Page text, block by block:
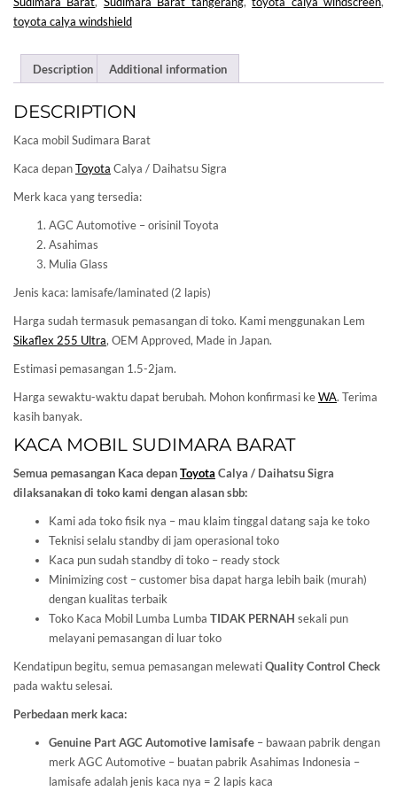
toyota calya windshield
Description Additional information
DESCRIPTION
Kaca mobil Sudimara Barat
Kaca depanToyota Calya / Daihatsu Sigra
Merk kaca yang tersedia:
AGC Automotive – orisinil Toyota
Asahimas
Mulia Glass
Jenis kaca: lamisafe/laminated (2 lapis)
Harga sudah termasuk pemasangan di toko. Kami menggunakan Lem
Sikaflex 255 Ultra, OEM Approved, Made in Japan.
Estimasi pemasangan 1.5-2jam.
Harga sewaktu-waktu dapat berubah. Mohon konfirmasi keWA. Terima
kasih banyak.
KACA MOBIL SUDIMARA BARAT
Semua pemasangan Kaca depanToyota Calya / Daihatsu Sigra
dilaksanakan di toko kami dengan alasan sbb:
Kami ada toko fisik nya – mau klaim tinggal datang saja ke toko
Teknisi selalu standby di jam operasional toko
Kaca pun sudah standby di toko – ready stock
Minimizing cost – customer bisa dapat harga lebih baik (murah)
dengan kualitas terbaik
Toko Kaca Mobil Lumba Lumba TIDAK PERNAH sekali pun
melayani pemasangan di luar toko
Kendatipun begitu, semua pemasangan melewatiQuality Control Check
pada waktu selesai.
Perbedaan merk kaca:
Genuine Part AGC Automotive lamisafe – bawaan pabrik dengan
merk AGC Automotive – buatan pabrik Asahimas Indonesia –
lamisafe adalah jenis kaca nya = 2 lapis kaca